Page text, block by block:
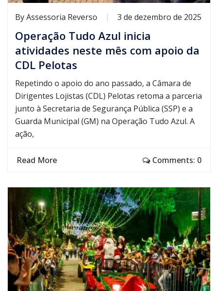
ByAssessoria Reverso 3 de dezembro de 2025
Operação Tudo Azul inicia
atividades neste mês com apoio da
CDL Pelotas
Repetindo o apoio do ano passado, a Câmara de
Dirigentes Lojistas (CDL) Pelotas retoma a parceria
junto à Secretaria de Segurança Pública (SSP) e a
Guarda Municipal (GM) na Operação Tudo Azul. A
ação,
Read More Comments: 0